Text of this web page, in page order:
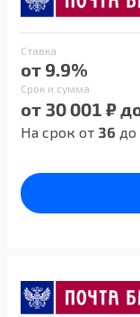
Ставка
от 9.9%
Срок и сумма
от 30 001 ₽
На срок от 36 до